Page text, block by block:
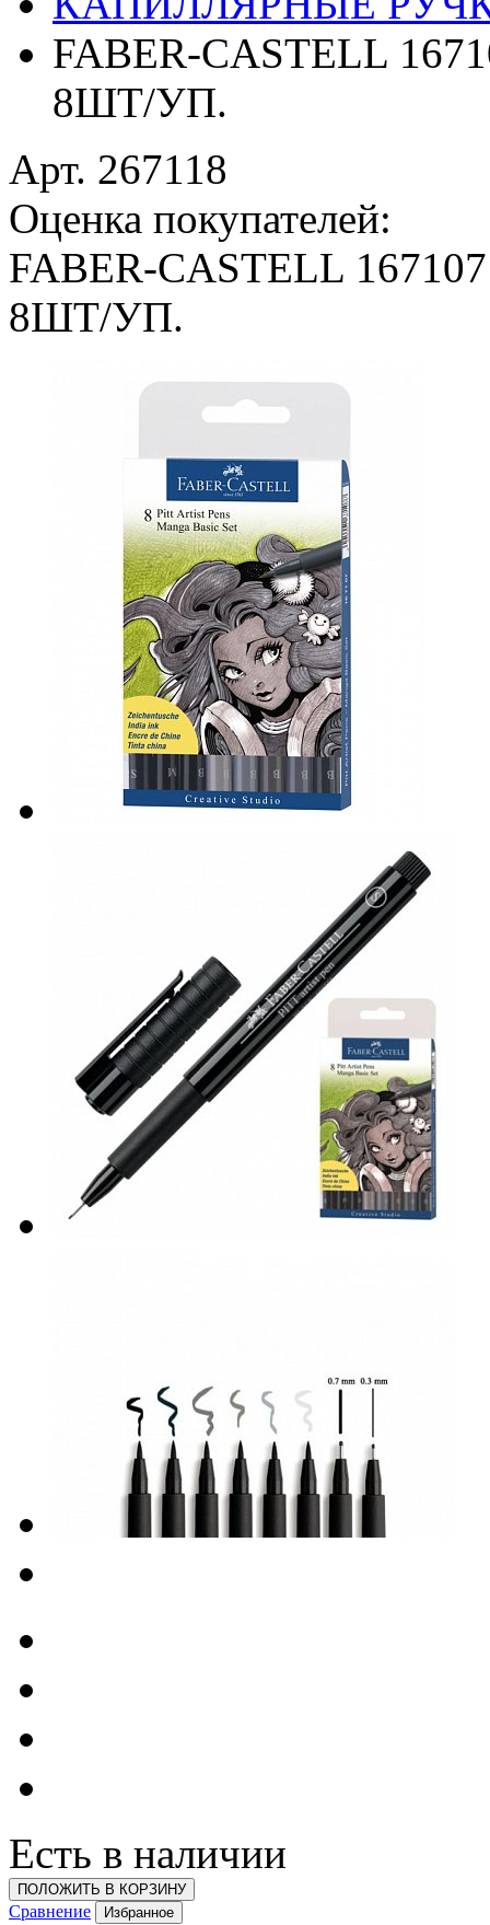
FABER-CASTELL
8ШТ/УП.
Арт. 267118
Оценка покупателей:
FABER-CASTELL
8ШТ/УП.
Есть в наличии
ПОЛОЖИТЬ В КОРЗИНУ
Сравнение Избранное